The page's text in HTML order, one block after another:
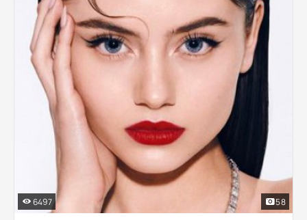
6497 58